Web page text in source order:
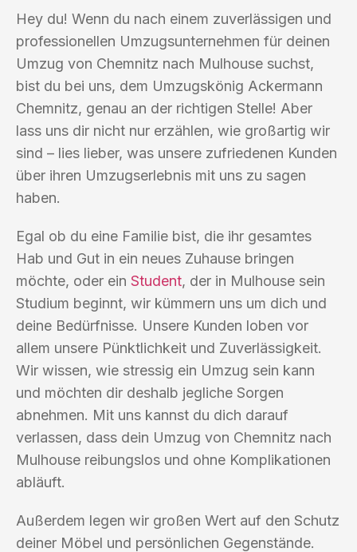
Hey du! Wenn du nach einem zuverlässigen und
professionellen Umzugsunternehmen für deinen
Umzug von Chemnitz nach Mulhouse suchst,
bist du bei uns, dem Umzugskönig Ackermann
Chemnitz, genau an der richtigen Stelle! Aber
lass uns dir nicht nur erzählen, wie großartig wir
sind – lies lieber, was unsere zufriedenen Kunden
über ihren Umzugserlebnis mit uns zu sagen
haben.
Egal ob du eine Familie bist, die ihr gesamtes
Hab und Gut in ein neues Zuhause bringen
möchte, oder ein Student, der in Mulhouse sein
Studium beginnt, wir kümmern uns um dich und
deine Bedürfnisse. Unsere Kunden loben vor
allem unsere Pünktlichkeit und Zuverlässigkeit.
Wir wissen, wie stressig ein Umzug sein kann
und möchten dir deshalb jegliche Sorgen
abnehmen. Mit uns kannst du dich darauf
verlassen, dass dein Umzug von Chemnitz nach
Mulhouse reibungslos und ohne Komplikationen
abläuft.
Außerdem legen wir großen Wert auf den Schutz
deiner Möbel und persönlichen Gegenstände.